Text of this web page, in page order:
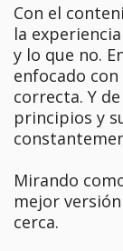
Con el
la
y lo que no.
enfocado
correcta. Y
principios y
Mirando
mejor
cerca.